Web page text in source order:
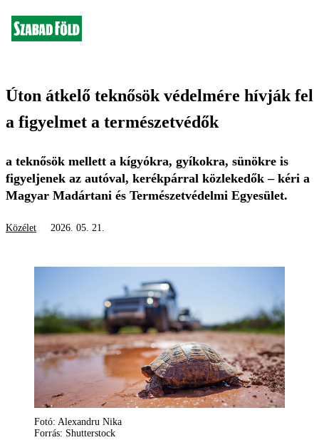
Úton átkelő teknősök védelmére hívják fel
a figyelmet a természetvédők
a teknősök mellett a kígyókra, gyíkokra, sünökre is
figyeljenek az autóval, kerékpárral közlekedők – kéri a
Magyar Madártani és Természetvédelmi Egyesület.
Közélet 2026. 05. 21.
Fotó: Alexandru Nika
Forrás: Shutterstock